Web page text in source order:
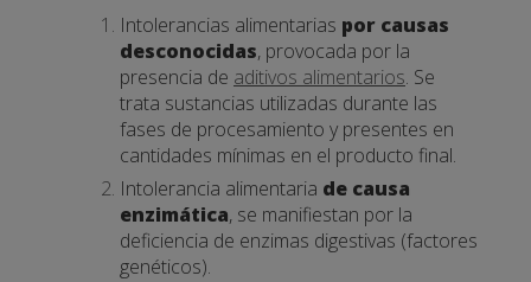
Intolerancias alimentarias por causas
desconocidas, provocada por la
presencia de aditivos alimentarios. Se
trata sustancias utilizadas durante las
fases de procesamiento y presentes en
cantidades mínimas en el producto final.
Intolerancia alimentaria de causa
enzimática, se manifiestan por la
deficiencia de enzimas digestivas (factores
genéticos).